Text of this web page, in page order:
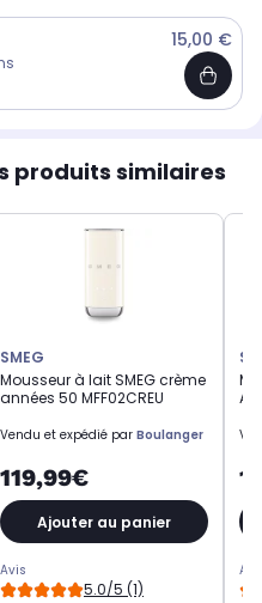
15,00 €
produits similaires
SMEG
Mousseur à lait SMEG crème
années 50 MFF02CREU
Vendu et expédié par Boulanger
119,99€
Ajouter au panier
Avis
5.0/5 (1)